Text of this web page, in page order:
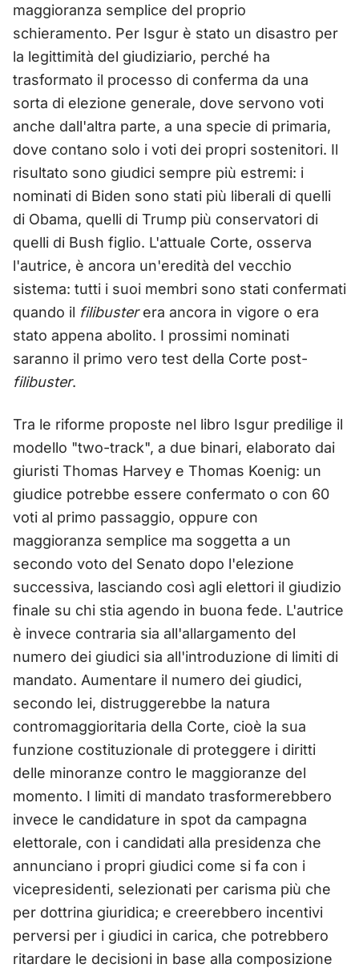
maggioranza semplice del proprio
schieramento. Per Isgur è stato un disastro per
la legittimità del giudiziario, perché ha
trasformato il processo di conferma da una
sorta di elezione generale, dove servono voti
anche dall'altra parte, a una specie di primaria,
dove contano solo i voti dei propri sostenitori. Il
risultato sono giudici sempre più estremi: i
nominati di Biden sono stati più liberali di quelli
di Obama, quelli di Trump più conservatori di
quelli di Bush figlio. L'attuale Corte, osserva
l'autrice, è ancora un'eredità del vecchio
sistema: tutti i suoi membri sono stati confermati
quando il filibusterera ancora in vigore o era
stato appena abolito. I prossimi nominati
saranno il primo vero test della Corte post-
filibuster.
Tra le riforme proposte nel libro Isgur predilige il
modello "two-track", a due binari, elaborato dai
giuristi Thomas Harvey e Thomas Koenig: un
giudice potrebbe essere confermato o con 60
voti al primo passaggio, oppure con
maggioranza semplice ma soggetta a un
secondo voto del Senato dopo l'elezione
successiva, lasciando così agli elettori il giudizio
finale su chi stia agendo in buona fede. L'autrice
è invece contraria sia all'allargamento del
numero dei giudici sia all'introduzione di limiti di
mandato. Aumentare il numero dei giudici,
secondo lei, distruggerebbe la natura
contromaggioritaria della Corte, cioè la sua
funzione costituzionale di proteggere i diritti
delle minoranze contro le maggioranze del
momento. I limiti di mandato trasformerebbero
invece le candidature in spot da campagna
elettorale, con i candidati alla presidenza che
annunciano i propri giudici come si fa con i
vicepresidenti, selezionati per carisma più che
per dottrina giuridica; e creerebbero incentivi
perversi per i giudici in carica, che potrebbero
ritardare le decisioni in base alla composizione